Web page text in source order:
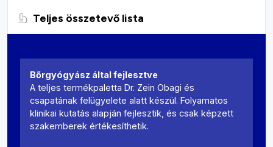
Teljes összetevő lista
Bőrgyógyász által fejlesztve
A teljes termékpaletta Dr. Zein Obagi és
csapatának felügyelete alatt készül. Folyamatos
klinikai kutatás alapján fejlesztik, és csak képzett
szakemberek értékesíthetik.